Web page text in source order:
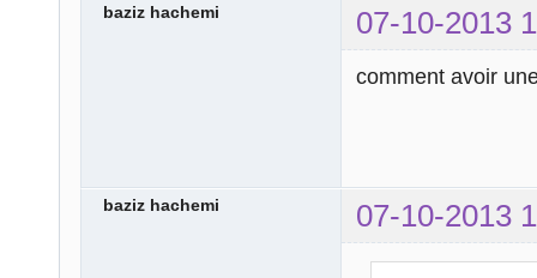
baziz hachemi 07-10-2013
comment avoir
baziz hachemi 07-10-2013